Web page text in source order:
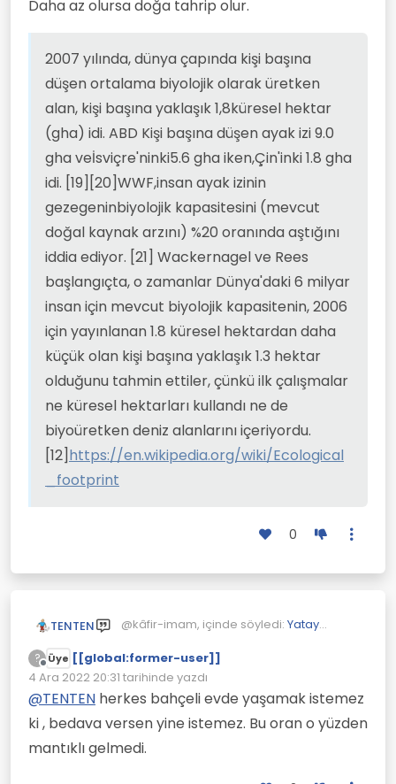
Daha az olursa doğa tahrip olur.
2007 yılında, dünya çapında kişi başına
düşen ortalama biyolojik olarak üretken
alan, kişi başına yaklaşık 1,8küresel hektar
(gha) idi. ABD Kişi başına düşen ayak izi 9.0
gha veİsviçre'ninki5.6 gha iken,Çin'inki 1.8 gha
idi. [19][20]WWF,insan ayak izinin
gezegeninbiyolojik kapasitesini (mevcut
doğal kaynak arzını) %20 oranında aştığını
iddia ediyor. [21] Wackernagel ve Rees
başlangıçta, o zamanlar Dünya'daki 6 milyar
insan için mevcut biyolojik kapasitenin, 2006
için yayınlanan 1.8 küresel hektardan daha
küçük olan kişi başına yaklaşık 1.3 hektar
olduğunu tahmin ettiler, çünkü ilk çalışmalar
ne küresel hektarları kullandı ne de
biyoüretken deniz alanlarını içeriyordu.
[12]https://en.wikipedia.org/wiki/Ecological
_footprint
0
TENTEN @kâfir-imam, içinde söyledi: Yatay
@TENTEN, içinde söyledi:
Mimariye Geçilmedikçe Çevre
Düzelmez
Çok değil.
Hatta bir amerikalı için az bile.
Daha az olursa doğa tahrip olur.
2007 yılında, dünya çapında kişi
?
Çevrimdışı
Üye [[global:former-user]]
4 Ara 2022 20:31 tarihinde yazdı
Son düzenleyen:
@TENTEN herkes bahçeli evde yaşamak istemez
ki , bedava versen yine istemez. Bu oran o yüzden
mantıklı gelmedi.